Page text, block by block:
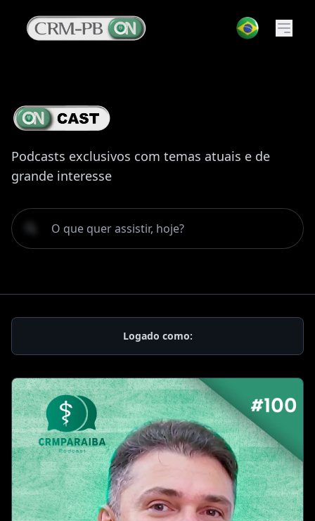
Podcasts exclusivos com temas atuais e de
grande interesse
Logado como: